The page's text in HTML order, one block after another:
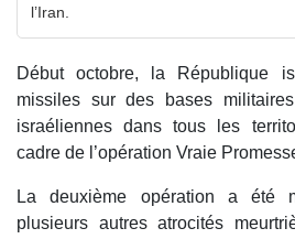
l’Iran.
Début octobre, la République
missiles sur des bases
israéliennes dans tous les
cadre de l’opération Vraie
La deuxième opération a été
plusieurs autres atrocités